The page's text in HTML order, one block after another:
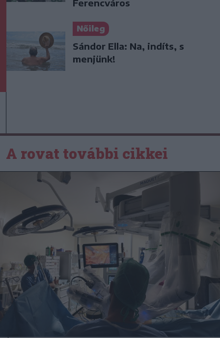
Ferencváros
Nőileg
Sándor Ella: Na, indíts, s
menjünk!
A rovat további cikkei